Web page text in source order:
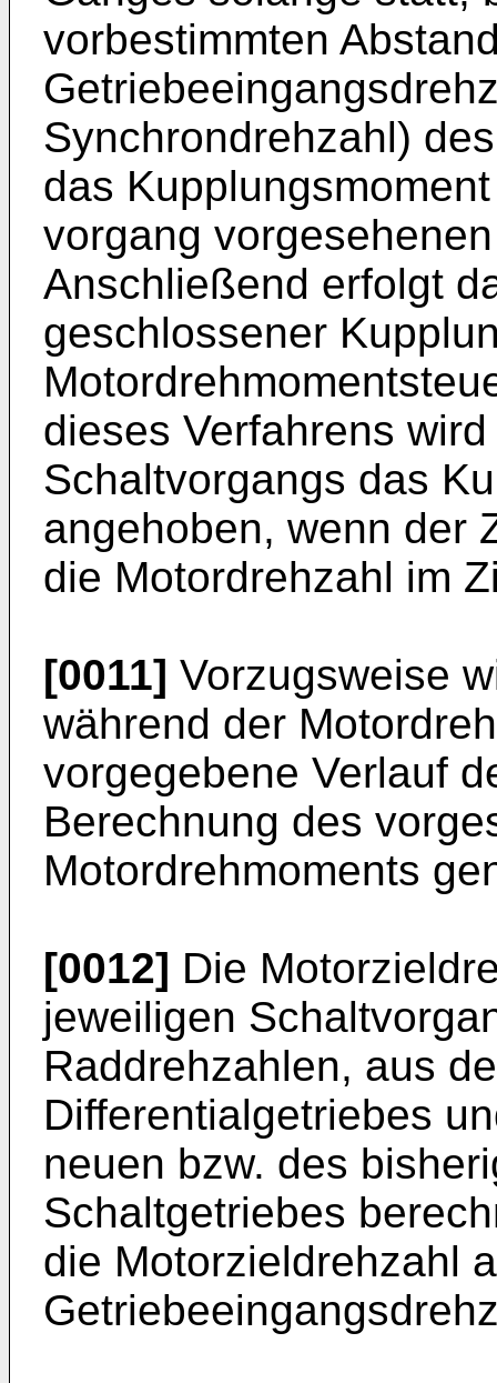
vorbestimmten
Synchrondrehzahl)
das
vorgang
Anschließend erfolgt
geschlossener
dieses Verfahrens
Schaltvorgangs das
angehoben, wenn der
die Motordrehzahl im
[0011] Vorzugsweise
während der
vorgegebene Verlauf
Berechnung des
Motordrehmoments
[0012] Die
jeweiligen
Raddrehzahlen, aus
Differentialgetriebes
neuen bzw. des
Schaltgetriebes
die Motorzieldrehzahl